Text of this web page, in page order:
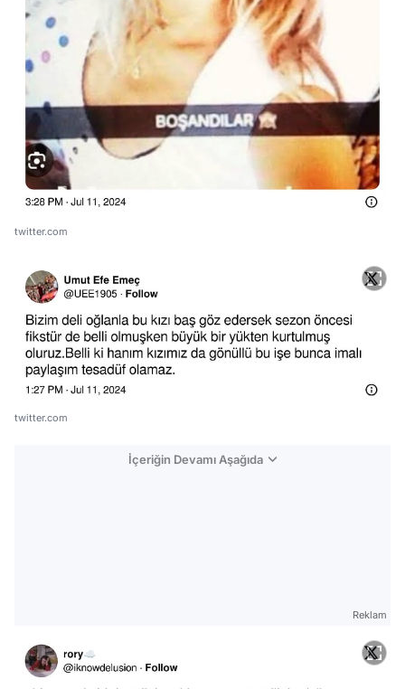
twitter.com
twitter.com
İçeriğin Devamı Aşağıda
Reklam